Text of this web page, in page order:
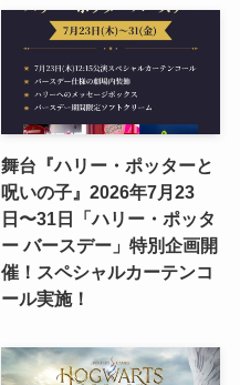
舞台『ハリー・ポッターと
呪いの子』2026年7月23
日〜31日「ハリー・ポッタ
ー バースデー」特別企画開
催！スペシャルカーテンコ
ール実施！